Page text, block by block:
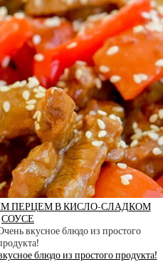
ПЕРЦЕМ В КИСЛО-СЛАДКОМ
СОУСЕ
блюдо из простого продукта!